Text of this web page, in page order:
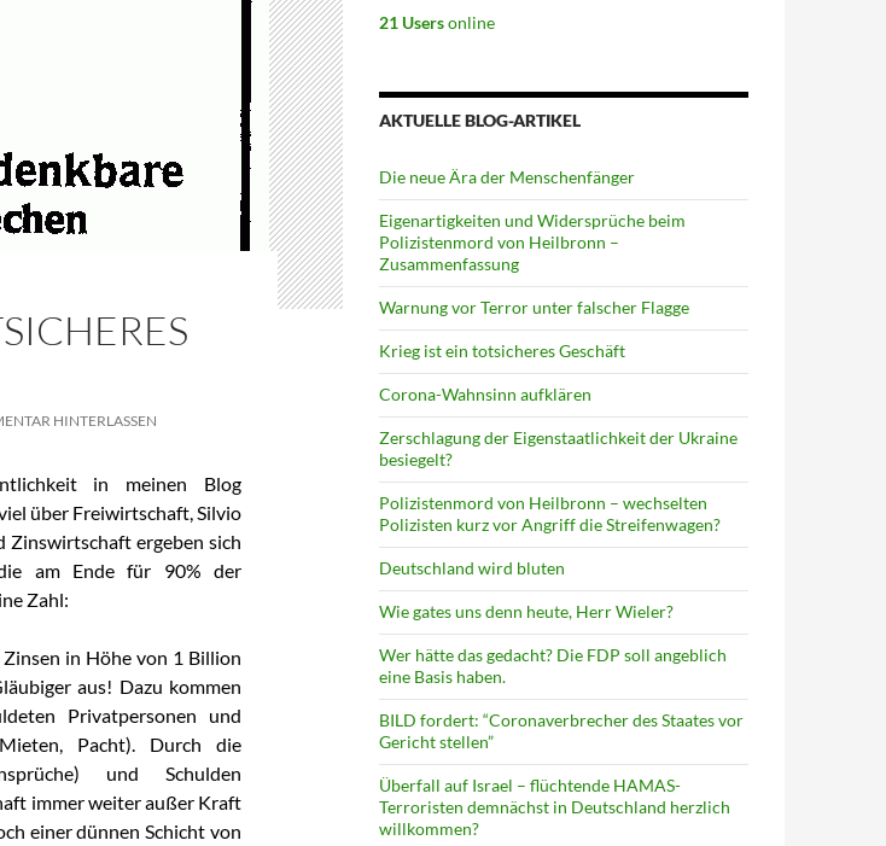
HINTERLASSEN
in meinen Blog
über Freiwirtschaft, Silvio
Zinswirtschaft ergeben sich
am Ende für 90% der
Zahl:
in Höhe von 1 Billion
aus! Dazu kommen
Privatpersonen und
Pacht). Durch die
und Schulden
immer weiter außer Kraft
einer dünnen Schicht von
21 Usersonline
AKTUELLE BLOG-ARTIKEL
Die neue Ära der Menschenfänger
Eigenartigkeiten und Widersprüche beim
Polizistenmord von Heilbronn –
Zusammenfassung
Warnung vor Terror unter falscher Flagge
Krieg ist ein totsicheres Geschäft
Corona-Wahnsinn aufklären
Zerschlagung der Eigenstaatlichkeit der Ukraine
besiegelt?
Polizistenmord von Heilbronn – wechselten
Polizisten kurz vor Angriff die Streifenwagen?
Deutschland wird bluten
Wie gates uns denn heute, Herr Wieler?
Wer hätte das gedacht? Die FDP soll angeblich
eine Basis haben.
BILD fordert: “Coronaverbrecher des Staates vor
Gericht stellen”
Überfall auf Israel – flüchtende HAMAS-
Terroristen demnächst in Deutschland herzlich
willkommen?